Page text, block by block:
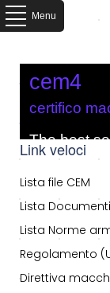
Menu
cem4
certifico
The best
Link veloci
Lista file CEM
Lista Documenti
Lista Norme
Regolamento
Direttiva